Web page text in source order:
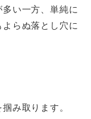
い一方、単純に
らぬ落とし穴に
み取ります。